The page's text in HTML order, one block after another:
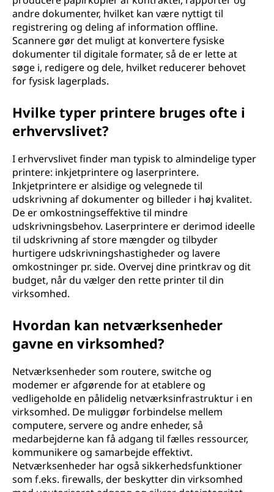
andre dokumenter, hvilket kan være nyttigt til
registrering og deling af information offline.
Scannere gør det muligt at konvertere fysiske
dokumenter til digitale formater, så de er lette at
søge i, redigere og dele, hvilket reducerer behovet
for fysisk lagerplads.
Hvilke typer printere bruges ofte i
erhvervslivet?
I erhvervslivet finder man typisk to almindelige typer
printere: inkjetprintere og laserprintere.
Inkjetprintere er alsidige og velegnede til
udskrivning af dokumenter og billeder i høj kvalitet.
De er omkostningseffektive til mindre
udskrivningsbehov. Laserprintere er derimod ideelle
til udskrivning af store mængder og tilbyder
hurtigere udskrivningshastigheder og lavere
omkostninger pr. side. Overvej dine printkrav og dit
budget, når du vælger den rette printer til din
virksomhed.
Hvordan kan netværksenheder
gavne en virksomhed?
Netværksenheder som routere, switche og
modemer er afgørende for at etablere og
vedligeholde en pålidelig netværksinfrastruktur i en
virksomhed. De muliggør forbindelse mellem
computere, servere og andre enheder, så
medarbejderne kan få adgang til fælles ressourcer,
kommunikere og samarbejde effektivt.
Netværksenheder har også sikkerhedsfunktioner
som f.eks. firewalls, der beskytter din virksomhed